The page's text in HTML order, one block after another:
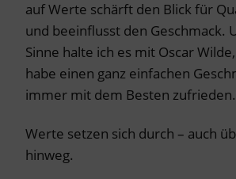
auf Werte schärft den Blick für
und beeinflusst den Geschmack.
Sinne halte ich es mit Oscar
habe einen ganz einfachen
immer mit dem Besten
Werte setzen sich durch – auch
hinweg.